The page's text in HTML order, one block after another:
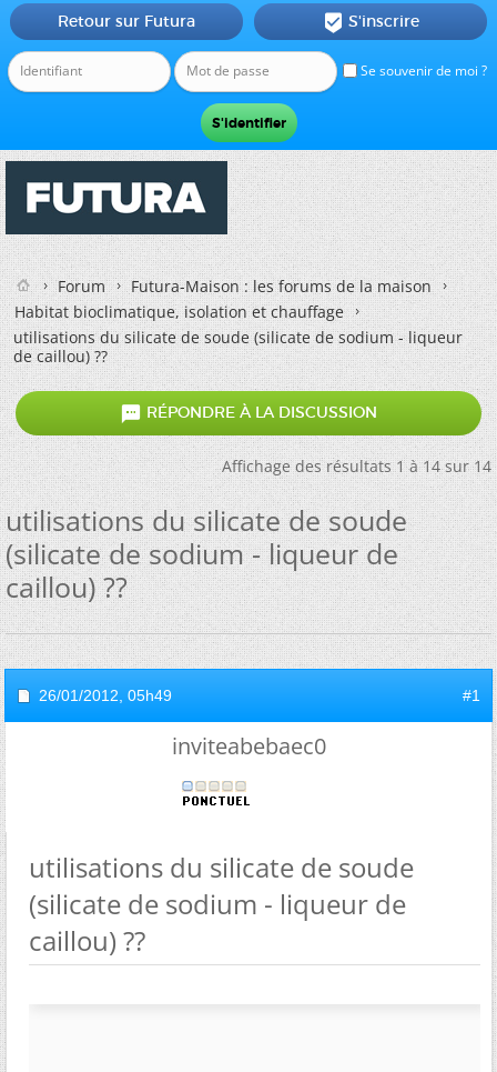
Se souvenir de moi ?
Retour sur Futura  S'inscrire
Forum
Futura-Maison : les forums de la maison
Habitat bioclimatique, isolation et chauffage
utilisations du silicate de soude (silicate de sodium - liqueur
de caillou) ??
 RÉPONDRE À LA DISCUSSION
Affichage des résultats 1 à 14 sur 14
utilisations du silicate de soude
(silicate de sodium - liqueur de
caillou) ??
26/01/2012, 05h49 #1
inviteabebaec0
utilisations du silicate de soude
(silicate de sodium - liqueur de
caillou) ??